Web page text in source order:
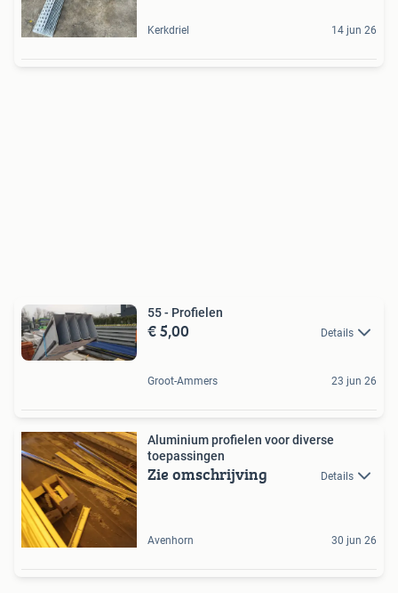
Kerkdriel 14 jun 26
55 - Profielen
€ 5,00 Details
Groot-Ammers 23 jun 26
Aluminium profielen voor diverse
toepassingen
Zie omschrijving Details
Avenhorn 30 jun 26